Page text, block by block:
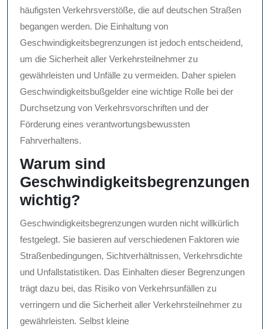
häufigsten Verkehrsverstöße, die auf deutschen Straßen
begangen werden. Die Einhaltung von
Geschwindigkeitsbegrenzungen ist jedoch entscheidend,
um die Sicherheit aller Verkehrsteilnehmer zu
gewährleisten und Unfälle zu vermeiden. Daher spielen
Geschwindigkeitsbußgelder eine wichtige Rolle bei der
Durchsetzung von Verkehrsvorschriften und der
Förderung eines verantwortungsbewussten
Fahrverhaltens.
Warum sind
Geschwindigkeitsbegrenzungen
wichtig?
Geschwindigkeitsbegrenzungen wurden nicht willkürlich
festgelegt. Sie basieren auf verschiedenen Faktoren wie
Straßenbedingungen, Sichtverhältnissen, Verkehrsdichte
und Unfallstatistiken. Das Einhalten dieser Begrenzungen
trägt dazu bei, das Risiko von Verkehrsunfällen zu
verringern und die Sicherheit aller Verkehrsteilnehmer zu
gewährleisten. Selbst kleine